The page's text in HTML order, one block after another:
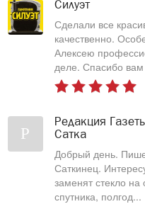
Силуэт
Сделали все
качественно.
Алексею
деле. Спасибо
Р
Редакция
Сатка
Добрый день.
Саткинец.
заменят стекло на
спутника, полгод...